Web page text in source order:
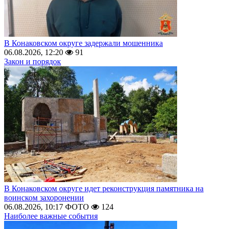
В Конаковском округе задержали мошенника
06.08.2026, 12:20
91
Закон и порядок
В Конаковском округе идет реконструкция памятника на
воинском захоронении
06.08.2026, 10:17 ФОТО
124
Наиболее важные события